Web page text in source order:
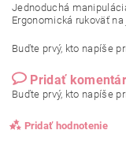
Jednoduchá
Ergonomická rukoväť
Buďte prvý, kto napíše
Pridať komentár
Buďte prvý, kto napíše
Pridať hodnotenie